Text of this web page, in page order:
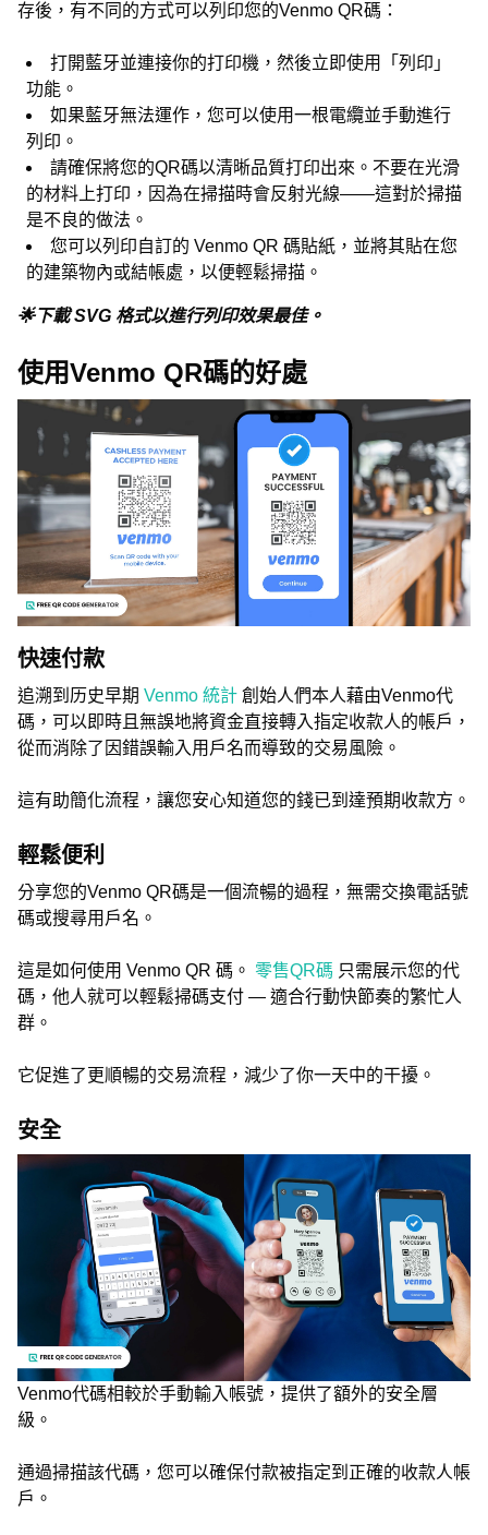
存後，有不同的方式可以列印您的Venmo QR碼：
打開藍牙並連接你的打印機，然後立即使用「列印」
功能。
如果藍牙無法運作，您可以使用一根電纜並手動進行
列印。
請確保將您的QR碼以清晰品質打印出來。不要在光滑
的材料上打印，因為在掃描時會反射光線——這對於掃描
是不良的做法。
您可以列印自訂的 Venmo QR 碼貼紙，並將其貼在您
的建築物內或結帳處，以便輕鬆掃描。
🌟下載 SVG 格式以進行列印效果最佳。
使用Venmo QR碼的好處
快速付款
追溯到历史早期 Venmo 統計 創始人們本人藉由Venmo代
碼，可以即時且無誤地將資金直接轉入指定收款人的帳戶，
從而消除了因錯誤輸入用戶名而導致的交易風險。
這有助簡化流程，讓您安心知道您的錢已到達預期收款方。
輕鬆便利
分享您的Venmo QR碼是一個流暢的過程，無需交換電話號
碼或搜尋用戶名。
這是如何使用 Venmo QR 碼。 零售QR碼 只需展示您的代
碼，他人就可以輕鬆掃碼支付 — 適合行動快節奏的繁忙人
群。
它促進了更順暢的交易流程，減少了你一天中的干擾。
安全
Venmo代碼相較於手動輸入帳號，提供了額外的安全層
級。
通過掃描該代碼，您可以確保付款被指定到正確的收款人帳
戶。